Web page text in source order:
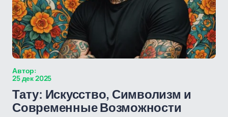
Автор:
25 дек 2025
Тату: Искусство, Символизм и
Современные Возможности